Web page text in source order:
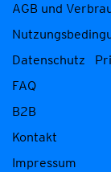
AGB und
Datenschutz
FAQ
B2B
Kontakt
Impressum